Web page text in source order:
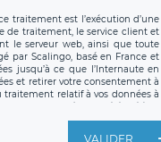
traitement est l’exécution d’une
de traitement, le service client et
le serveur web, ainsi que toute
par Scalingo, basé en France et
jusqu’à ce que l’Internaute en
et retirer votre consentement à
relatif à vos données à
droits auprès du délégué à la
à l’adresse mail suivante :
VALIDER